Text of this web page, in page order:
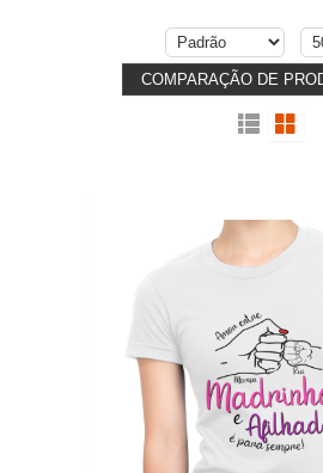
COMPARAÇÃO DE